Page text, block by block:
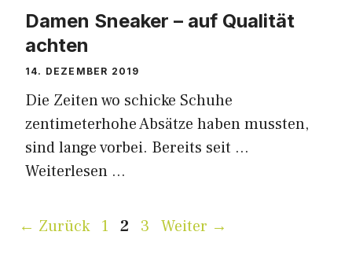
Damen Sneaker – auf Qualität
achten
14. DEZEMBER 2019
Die Zeiten wo schicke Schuhe
zentimeterhohe Absätze haben mussten,
sind lange vorbei. Bereits seit …
Weiterlesen …
← Zurück Seite
1 Seite
2 Seite
3 Weiter →